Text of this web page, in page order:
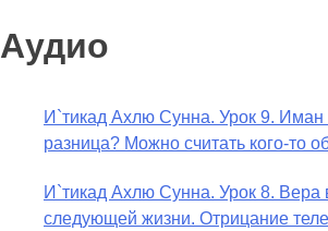
Аудио
И`тикад Ахлю Сунна. Урок 9. Иман
разница? Можно считать кого-то
И`тикад Ахлю Сунна. Урок 8. Вера
следующей жизни. Отрицание